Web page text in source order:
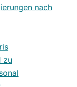
nach
zu